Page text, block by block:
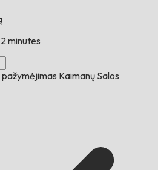
minutes
Kaimanų Salos